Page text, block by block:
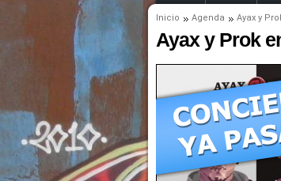
Inicio Agenda Ayax y
Ayax y Prok